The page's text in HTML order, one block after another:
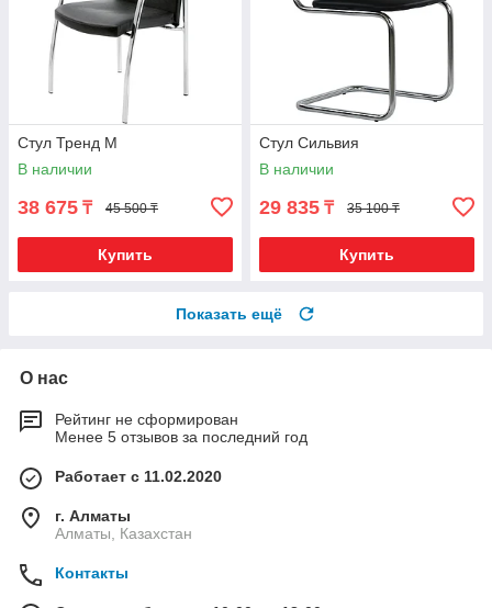
Стул Тренд М
В наличии
38 675 ₸ 45 500 ₸
Купить
Стул Сильвия
В наличии
29 835 ₸ 35 100 ₸
Купить
Показать ещё
О нас
Рейтинг не сформирован
Менее 5 отзывов за последний год
Работает с 11.02.2020
г. Алматы
Алматы, Казахстан
Контакты